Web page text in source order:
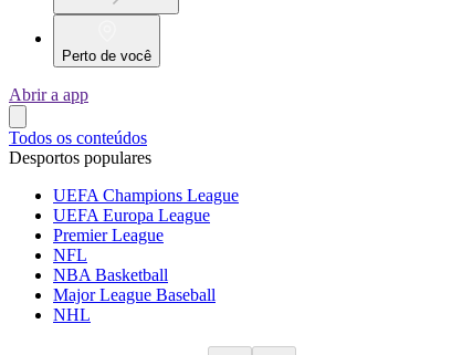
Perto de você
Abrir a app
Todos os conteúdos
Desportos populares
UEFA Champions League
UEFA Europa League
Premier League
NFL
NBA Basketball
Major League Baseball
NHL